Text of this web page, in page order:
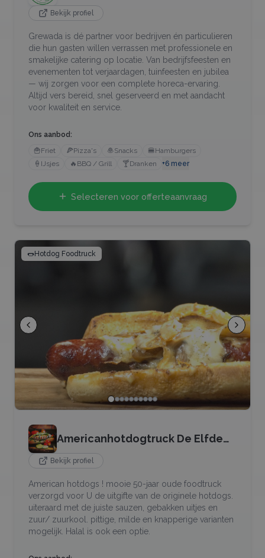
Bekijk profiel
Grewada is dé partner voor bedrijven én particulieren
die hun gasten willen verrassen met professionele en
smakelijke catering op locatie. Van bedrijfsfeesten en
evenementen tot verjaardagen, tuinfeesten en jubilea
— wij zorgen voor een complete horeca-ervaring.
Altijd vers bereid, snel geserveerd en met aandacht
voor kwaliteit en service.
Ons aanbod:
🍟Friet 🍕Pizza's 🧆Snacks 🍔Hamburgers
🍦 IJsjes 🔥 BBQ / Grill 🍸Dranken +6 meer
Selecteren voor offerteaanvraag
🌭Hotdog Foodtruck
Americanhotdogtruck De Elfde
Elf
Bekijk profiel
American hotdogs ! mooie 50-jaar oude foodtruck
verzorgd voor U de uitgifte van de originele hotdogs.
uiteraard met de juiste sauzen, gebakken uitjes en
zuur/ zuurkool. pittige, milde en knapperige varianten
mogelijk. Halal is ook een optie.